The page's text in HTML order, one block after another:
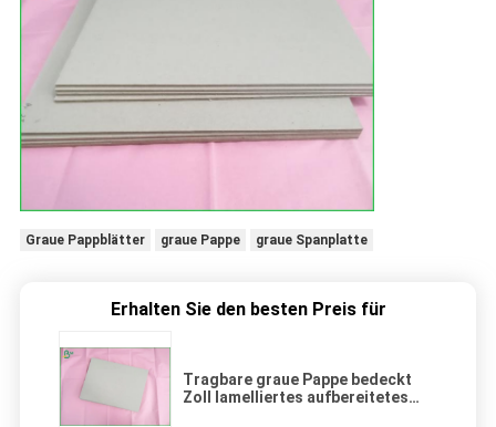
Graue Pappblätter graue Pappe graue Spanplatte
Erhalten Sie den besten Preis für
Tragbare graue Pappe bedeckt
Zoll lamelliertes aufbereitetes